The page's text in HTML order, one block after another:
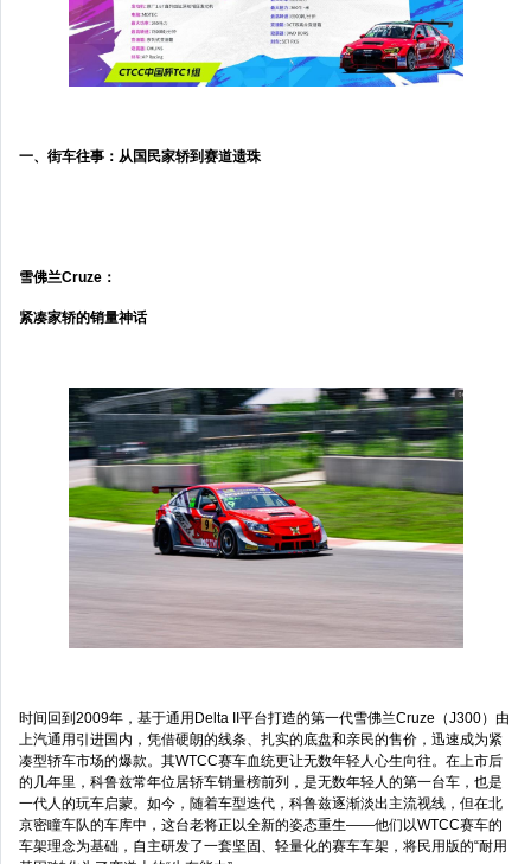
一、街车往事：从国民家轿到赛道遗珠
雪佛兰Cruze：
紧凑家轿的销量神话
时间回到2009年，基于通用Delta II平台打造的第一代雪佛兰Cruze（J300）由
上汽通用引进国内，凭借硬朗的线条、扎实的底盘和亲民的售价，迅速成为紧
凑型轿车市场的爆款。其WTCC赛车血统更让无数年轻人心生向往。在上市后
的几年里，科鲁兹常年位居轿车销量榜前列，是无数年轻人的第一台车，也是
一代人的玩车启蒙。如今，随着车型迭代，科鲁兹逐渐淡出主流视线，但在北
京密瞳车队的车库中，这台老将正以全新的姿态重生——他们以WTCC赛车的
车架理念为基础，自主研发了一套坚固、轻量化的赛车车架，将民用版的“耐用